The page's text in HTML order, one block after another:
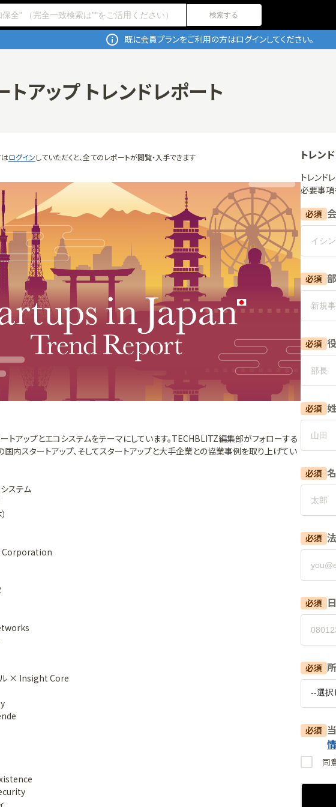
検索する
既に会員プランをご利用の方はログインしてください。
トアップ トレンドレポート
ログインしていただくと、全てのレポートが閲覧・入手できます
トアップとエコシステムをテーマにしています。TECHBLITZ編集部がフォローする
内スタートアップ、そしてスタートアップと大手企業との協業事例を取り上げてい
ステム
Corporation
ル × Insight Core
トレン
トレンド
必要事項
必須
必須
必須
必須 姓
必須 名
必須
必須
必須
必須
同